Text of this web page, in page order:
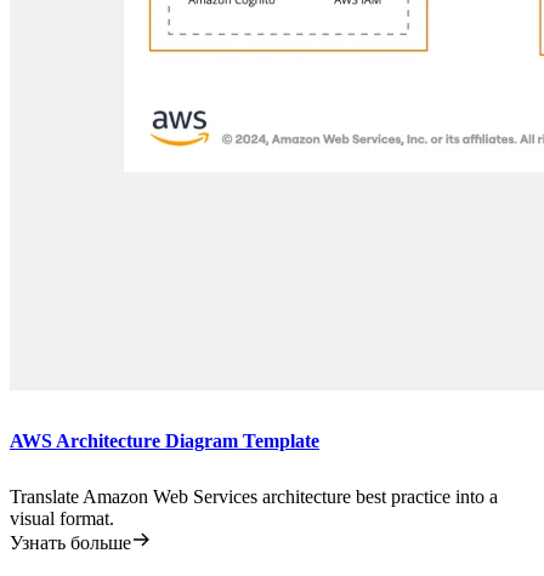
AWS Architecture Diagram Template
Translate Amazon Web Services architecture best practice into a
visual format.
Узнать больше